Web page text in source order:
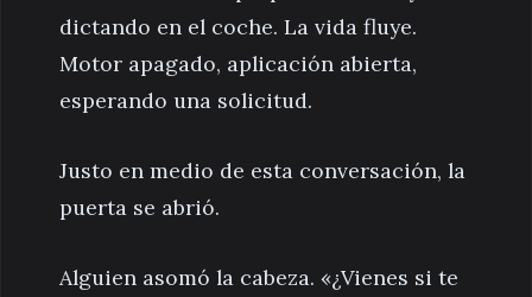
dictando en el coche. La vida fluye.
Motor apagado, aplicación abierta,
esperando una solicitud.
Justo en medio de esta conversación, la
puerta se abrió.
Alguien asomó la cabeza. «¿Vienes si te